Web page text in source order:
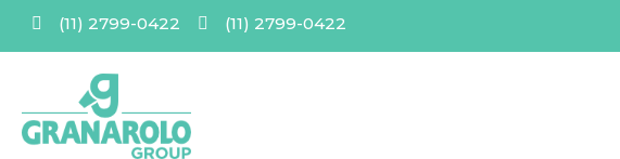
(11) 2799-0422 (11) 2799-0422